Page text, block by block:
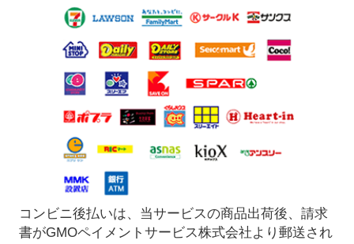
コンビニ後払いは、当サービスの商品出荷後、請求
書がGMOペイメントサービス株式会社より郵送され